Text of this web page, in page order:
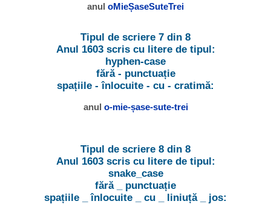
anul oMieȘaseSuteTrei
Tipul de scriere 7 din 8
Anul 1603 scris cu litere de tipul:
hyphen-case
fără - punctuație
spațiile - înlocuite - cu - cratimă:
anul o-mie-șase-sute-trei
Tipul de scriere 8 din 8
Anul 1603 scris cu litere de tipul:
snake_case
fără _ punctuație
spațiile _ înlocuite _ cu _ liniuță _ jos: